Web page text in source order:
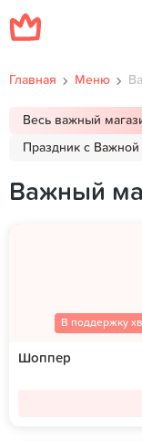
Главная Меню
Весь важный
Праздник с
Важный
В поддержку
Шоппер